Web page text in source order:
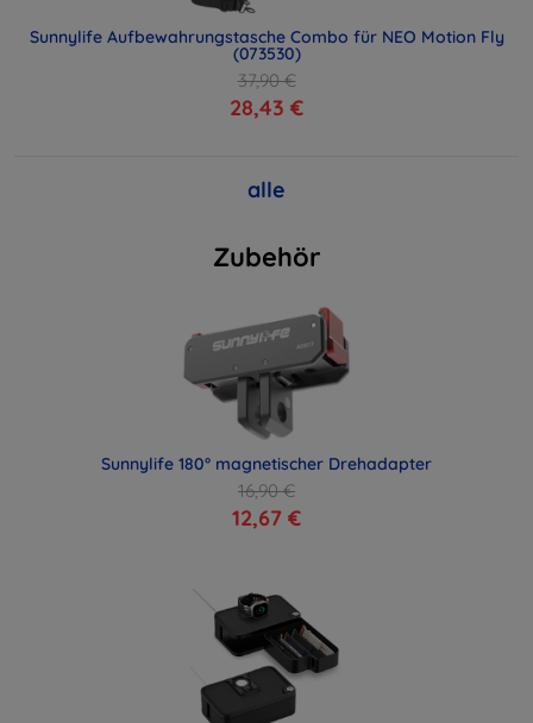
Sunnylife Aufbewahrungstasche Combo für NEO Motion Fly
(073530)
37,90 €
28,43 €
alle
Zubehör
Sunnylife 180° magnetischer Drehadapter
16,90 €
12,67 €